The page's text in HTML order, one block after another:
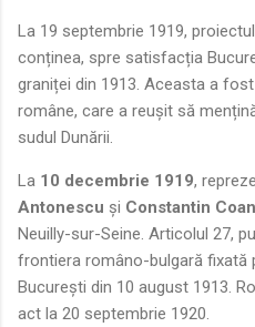
La 19 septembrie 1919,
conținea, spre satisfacția
graniței din 1913. Aceasta a
române, care a reușit să
sudul Dunării.
La 10 decembrie 1919,
Antonescu și Constantin
Neuilly-sur-Seine. Articolul 27,
frontiera româno-bulgară fixată
București din 10 august 1913.
act la 20 septembrie 1920.